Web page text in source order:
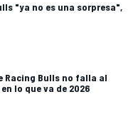
"ya no es una sorpresa",
Racing Bulls no falla al
lo que va de 2026